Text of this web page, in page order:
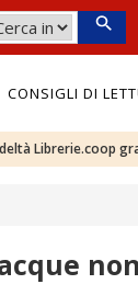
CONSIGLI DI
Librerie.coop